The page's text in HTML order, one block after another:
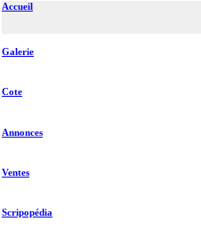
Accueil
Galerie
Cote
Annonces
Ventes
Scripopédia